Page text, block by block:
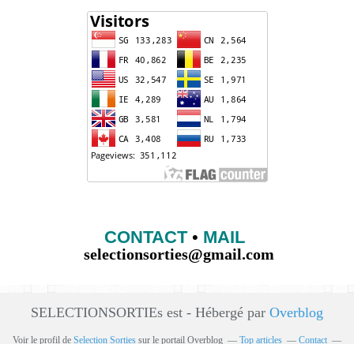
CONTACT• MAIL
selectionsorties@gmail.com
SELECTIONSORTIEs est - Hébergé par Overblog
Voir le profil de Selection Sorties sur le portail Overblog Top articles Contact